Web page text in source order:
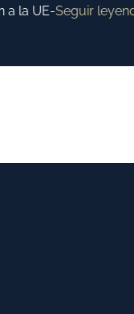
UE-Seguir leyendo